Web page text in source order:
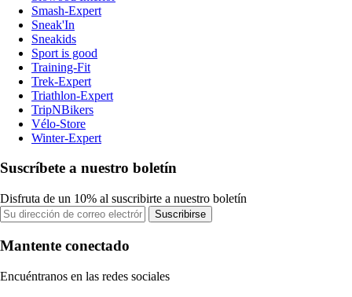
Smash-Expert
Sneak'In
Sneakids
Sport is good
Training-Fit
Trek-Expert
Triathlon-Expert
TripNBikers
Vélo-Store
Winter-Expert
Suscríbete a nuestro boletín
Disfruta de un 10% al suscribirte a nuestro boletín
Suscribirse
Mantente conectado
Encuéntranos en las redes sociales